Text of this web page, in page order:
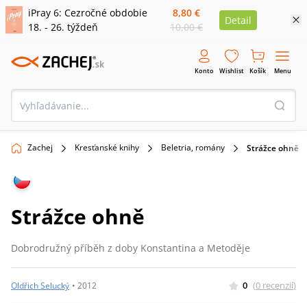
iPray 6: Cezročné obdobie
18. - 26. týždeň
8,80 €
10,00 €
Detail
Konto Wishlist Košík Menu
Zachej Kresťanské knihy Beletria, romány Strážce ohně
Strážce ohně
Dobrodružný příběh z doby Konstantina a Metoděje
Oldřich Selucký • 2012 0 (0 recenzií)